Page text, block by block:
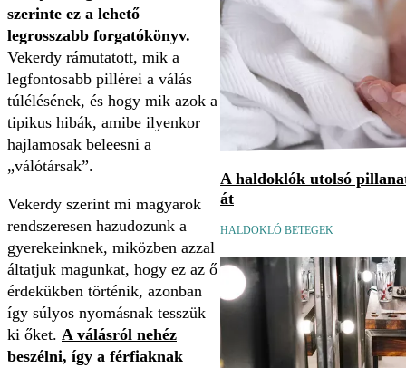
szerinte ez a lehető
legrosszabb forgatókönyv.
Vekerdy rámutatott, mik a
legfontosabb pillérei a válás
túlélésének, és hogy mik azok a
tipikus hibák, amibe ilyenkor
hajlamosak beleesni a
„válótársak”.
Vekerdy szerint mi magyarok
rendszeresen hazudozunk a
gyerekeinknek, miközben azzal
áltatjuk magunkat, hogy ez az ő
érdekükben történik, azonban
így súlyos nyomásnak tesszük
ki őket. A válásról nehéz
beszélni, így a férfiaknak
A haldoklók utolsó
át
HALDOKLÓ BETEGEK